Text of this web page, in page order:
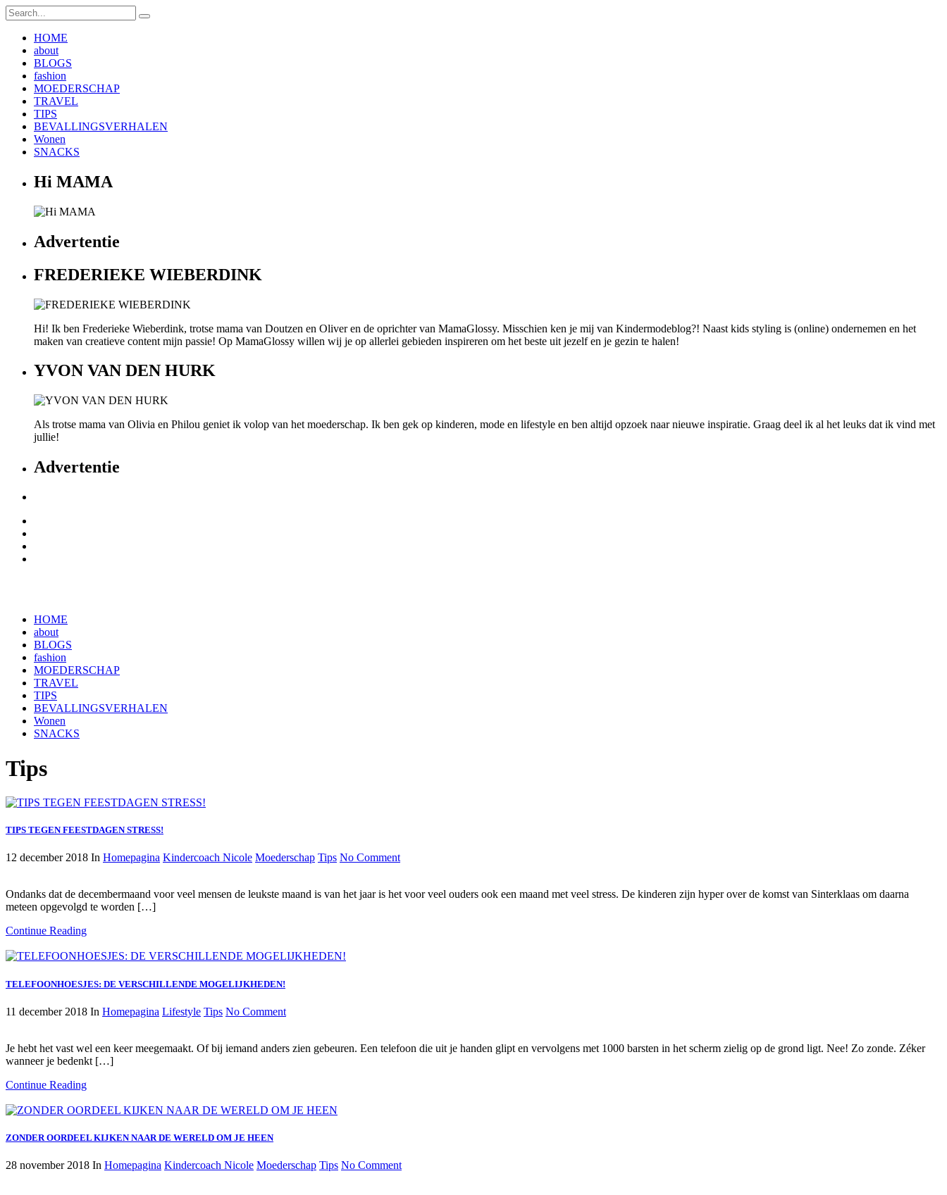
HOME
about
BLOGS
fashion
MOEDERSCHAP
TRAVEL
TIPS
BEVALLINGSVERHALEN
Wonen
SNACKS
Hi MAMA
Advertentie
FREDERIEKE WIEBERDINK
Hi! Ik ben Frederieke Wieberdink, trotse mama van Doutzen en Oliver en de oprichter van MamaGlossy. Misschien ken je mij van Kindermodeblog?! Naast kids styling is (online) ondernemen en het
maken van creatieve content mijn passie! Op MamaGlossy willen wij je op allerlei gebieden inspireren om het beste uit jezelf en je gezin te halen!
YVON VAN DEN HURK
Als trotse mama van Olivia en Philou geniet ik volop van het moederschap. Ik ben gek op kinderen, mode en lifestyle en ben altijd opzoek naar nieuwe inspiratie. Graag deel ik al het leuks dat ik vind met
jullie!
Advertentie
HOME
about
BLOGS
fashion
MOEDERSCHAP
TRAVEL
TIPS
BEVALLINGSVERHALEN
Wonen
SNACKS
Tips
TIPS TEGEN FEESTDAGEN STRESS!
12 december 2018 In Homepagina Kindercoach Nicole Moederschap Tips No Comment
Ondanks dat de decembermaand voor veel mensen de leukste maand is van het jaar is het voor veel ouders ook een maand met veel stress. De kinderen zijn hyper over de komst van Sinterklaas om daarna
meteen opgevolgd te worden […]
Continue Reading
TELEFOONHOESJES: DE VERSCHILLENDE MOGELIJKHEDEN!
11 december 2018 In Homepagina Lifestyle Tips No Comment
Je hebt het vast wel een keer meegemaakt. Of bij iemand anders zien gebeuren. Een telefoon die uit je handen glipt en vervolgens met 1000 barsten in het scherm zielig op de grond ligt. Nee! Zo zonde. Zéker
wanneer je bedenkt […]
Continue Reading
ZONDER OORDEEL KIJKEN NAAR DE WERELD OM JE HEEN
28 november 2018 In Homepagina Kindercoach Nicole Moederschap Tips No Comment